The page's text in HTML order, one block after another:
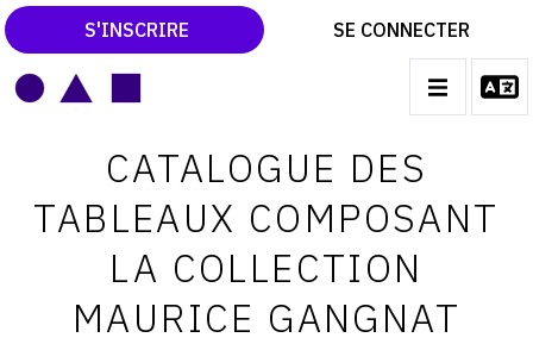
S'INSCRIRE SE CONNECTER
CATALOGUES RAISONNÉS
LES EXPOSITIONS
LES VERNISSAGES
ARCHIVES DES EXPOSITIONS
CATALOGUE DES
TABLEAUX COMPOSANT
LA COLLECTION
MAURICE GANGNAT